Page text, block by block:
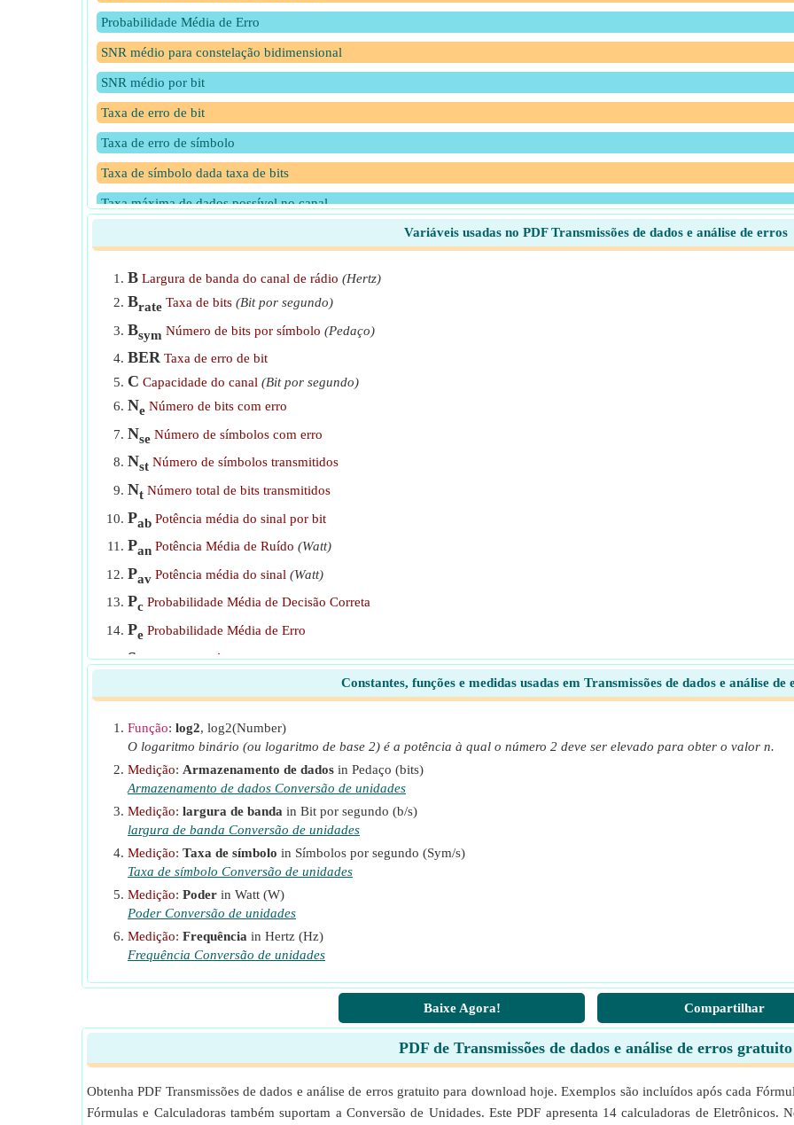
Probabilidade Média de Erro
SNR médio para constelação bidimensional
SNR médio por bit
Taxa de erro de bit
Taxa de erro de símbolo
Taxa de símbolo dada taxa de bits
Taxa máxima de dados possível no canal
Variáveis usadas no PDF Transmissões de dados e análise de erros
B Largura de banda do canal de rádio (Hertz)
Brate Taxa de bits (Bit por segundo)
Bsym Número de bits por símbolo (Pedaço)
BER Taxa de erro de bit
C Capacidade do canal (Bit por segundo)
Ne Número de bits com erro
Nse Número de símbolos com erro
Nst Número de símbolos transmitidos
Nt Número total de bits transmitidos
Pab Potência média do sinal por bit
Pan Potência Média de Ruído (Watt)
Pav Potência média do sinal (Watt)
Pc Probabilidade Média de Decisão Correta
Pe Probabilidade Média de Erro
Srate Taxa de símbolo (Símbolos por segundo)
SNRav SNR médio
Constantes, funções e medidas usadas em Transmissões de dados e análise de
Função: log2, log2(Number)
O logaritmo binário (ou logaritmo de base 2) é a potência à qual o número 2 deve ser elevado para obter o valor n.
Medição: Armazenamento de dados in Pedaço (bits)
Armazenamento de dados Conversão de unidades
Medição: largura de banda in Bit por segundo (b/s)
largura de banda Conversão de unidades
Medição: Taxa de símbolo in Símbolos por segundo (Sym/s)
Taxa de símbolo Conversão de unidades
Medição: Poder in Watt (W)
Poder Conversão de unidades
Medição: Frequência in Hertz (Hz)
Frequência Conversão de unidades
Baixe Agora! Compartilhar
PDF de Transmissões de dados e análise de erros gratuito
Obtenha PDF Transmissões de dados e análise de erros gratuito para download hoje. Exemplos são incluídos após cada
Fórmulas e Calculadoras também suportam a Conversão de Unidades. Este PDF apresenta 14 calculadoras de